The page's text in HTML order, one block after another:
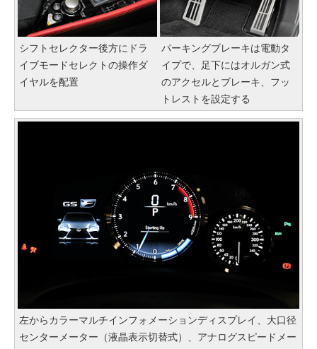
シフトセレクター後方にドラ
イブモードセレクトの操作ダ
イヤルを配置
パーキングブレーキは電動タ
イプで、足下にはオルガン式
のアクセルとブレーキ、フッ
トレストを設定する
左からカラーマルチインフォメーションディスプレイ、大口径
センターメーター（液晶表示切替式）、アナログスピードメー